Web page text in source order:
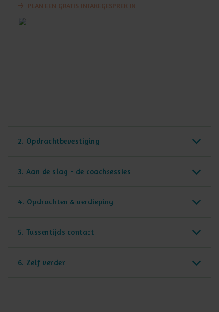
PLAN EEN GRATIS INTAKEGESPREK IN
2. Opdrachtbevestiging
3. Aan de slag - de coachsessies
4. Opdrachten & verdieping
5. Tussentijds contact
6. Zelf verder